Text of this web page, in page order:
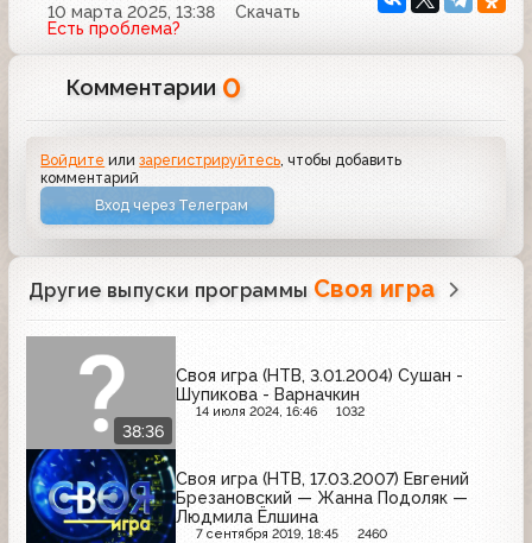
10 марта 2025, 13:38
Скачать
Есть проблема?
Комментарии 0
Войдите илизарегистрируйтесь , чтобы добавить
комментарий
Вход через Телеграм
Другие выпуски программы Своя игра
38:36
Своя игра (НТВ, 3.01.2004) Сушан -
Шупикова - Варначкин
14 июля 2024, 16:46 1032
Своя игра (НТВ, 17.03.2007) Евгений
Брезановский — Жанна Подоляк —
Людмила Ёлшина
7 сентября 2019, 18:45 2460